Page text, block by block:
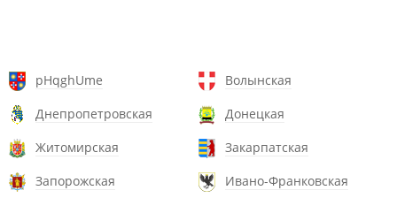
pHqghUme
Волынская
Днепропетровская
Донецкая
Житомирская
Закарпатская
Запорожская
Ивано-Франковская